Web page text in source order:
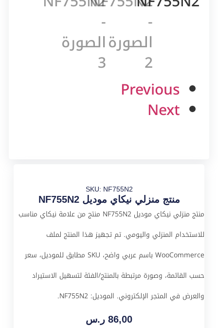
Previous
Next
SKU: NF755N2
منتج منزلي نيكاي موديل NF755N2
منتج منزلي نيكاي موديل NF755N2 منتج من علامة نيكاي مناسب
للاستخدام المنزلي واليومي. تم تجهيز هذا المنتج لملف
WooCommerce باسم عربي واضح، SKU مطابق للموديل، سعر
حسب القائمة، وصورة مرتبطة بالمنتج/الفئة لتسهيل الاستيراد
والعرض في المتجر الإلكتروني. الموديل: NF755N2.
86,00 ر.س